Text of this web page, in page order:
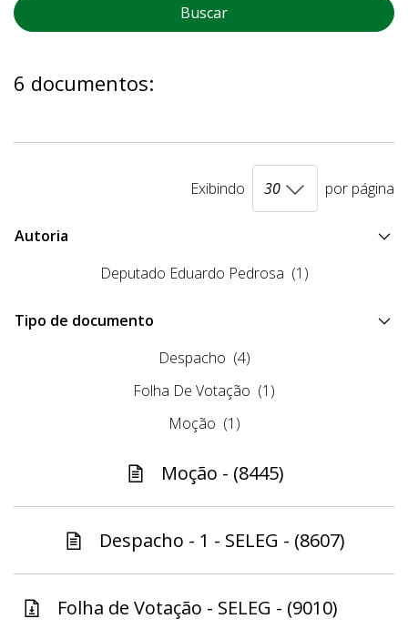
Buscar
6 documentos:
Exibindo por página
Autoria
Deputado Eduardo Pedrosa (1)
Tipo de documento
Despacho (4)
Folha De Votação (1)
Moção (1)
Moção - (8445)
Despacho - 1 - SELEG - (8607)
Folha de Votação - SELEG - (9010)